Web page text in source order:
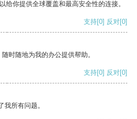
给你提供全球覆盖和最高安全性的连接。
支持[0] 反对[0]
时随地为我的办公提供帮助。
支持[0] 反对[0]
所有问题。